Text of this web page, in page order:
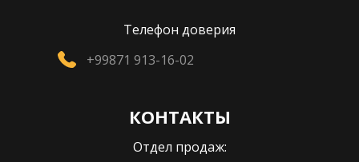
Телефон доверия
+99871 913-16-02
КОНТАКТЫ
Отдел продаж: